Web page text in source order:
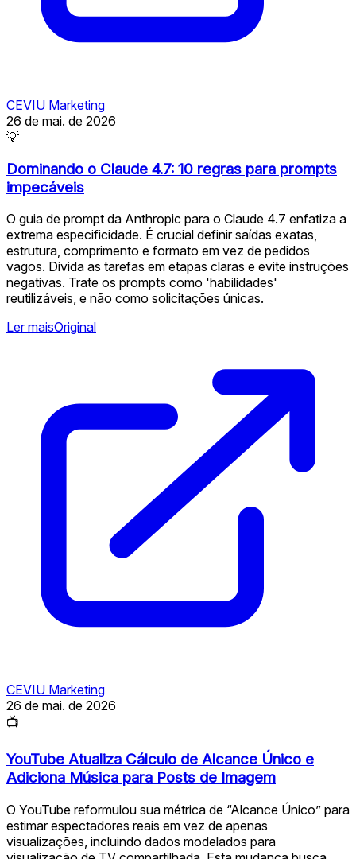
CEVIU Marketing
26 de mai. de 2026
💡
Dominando o Claude 4.7: 10 regras para prompts
impecáveis
O guia de prompt da Anthropic para o Claude 4.7 enfatiza a
extrema especificidade. É crucial definir saídas exatas,
estrutura, comprimento e formato em vez de pedidos
vagos. Divida as tarefas em etapas claras e evite instruções
negativas. Trate os prompts como 'habilidades'
reutilizáveis, e não como solicitações únicas.
Ler maisOriginal
CEVIU Marketing
26 de mai. de 2026
📺
YouTube Atualiza Cálculo de Alcance Único e
Adiciona Música para Posts de Imagem
O YouTube reformulou sua métrica de “Alcance Único” para
estimar espectadores reais em vez de apenas
visualizações, incluindo dados modelados para